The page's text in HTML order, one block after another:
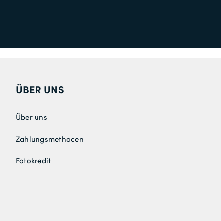
ÜBER UNS
Über uns
Zahlungsmethoden
Fotokredit